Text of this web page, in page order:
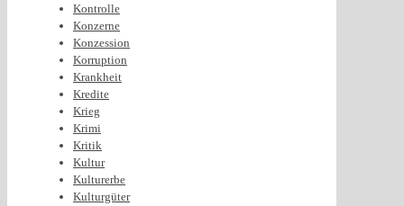
Kontrolle
Konzerne
Konzession
Korruption
Krankheit
Kredite
Krieg
Krimi
Kritik
Kultur
Kulturerbe
Kulturgüter